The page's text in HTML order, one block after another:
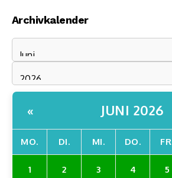
Archivkalender
« JUNI 2026
MO. DI. MI. DO.
1 2 3 4 5